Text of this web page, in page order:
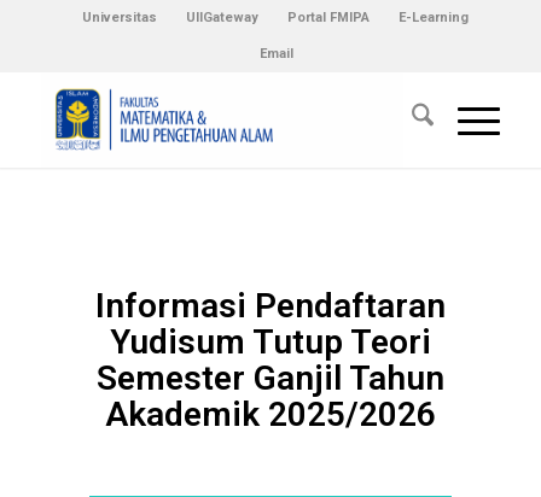
Universitas UIIGateway Portal FMIPA E-Learning
Email
Informasi Pendaftaran
Yudisum Tutup Teori
Semester Ganjil Tahun
Akademik 2025/2026